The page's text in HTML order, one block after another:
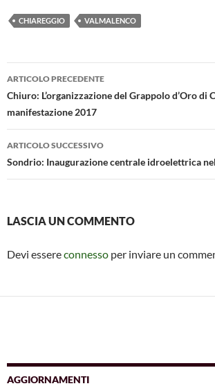
e
b
o
o
k
at
s
A
p
p
ail se
n
g
vi
CHIAREGGIO VALMALENCO
Navigazione
articolo
ARTICOLO PRECEDENTE
Chiuro: L’organizzazione del Grappolo d’Oro di
manifestazione 2017
ARTICOLO SUCCESSIVO
Sondrio: Inaugurazione centrale idroelettrica
LASCIA UN COMMENTO
Devi essereconnesso per inviare un
AGGIORNAMENTI